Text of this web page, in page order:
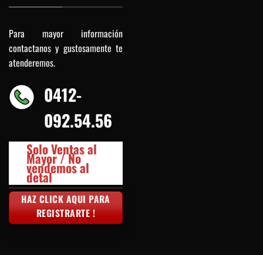
Para mayor información
contactanos y gustosamente te
atenderemos.
0412-
092.54.56
Solo Ventas al
Mayor / No
vendemos al
detal
HAZ CLICK AQUI PARA
REGISTRARTE !